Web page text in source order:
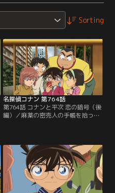
Sorting
名探偵コナン 第764話
第764話 コナンと平次 恋の暗号（後
編）／麻薬の密売人の手帳を拾った
が、そこには強面の男、髪飾りの
女、金髪に鼻ピアスのチャラ男の3
人がいた。チャラ男は楽しそうに遠
山和葉と話をしており、平次は不機
嫌になる。そして取引時間から1分
が経過して…。